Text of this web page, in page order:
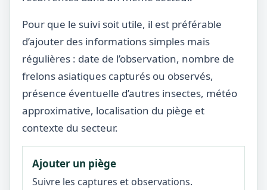
Pour que le suivi soit utile, il est préférable
d’ajouter des informations simples mais
régulières : date de l’observation, nombre de
frelons asiatiques capturés ou observés,
présence éventuelle d’autres insectes, météo
approximative, localisation du piège et
contexte du secteur.
Ajouter un piège
Suivre les captures et observations.